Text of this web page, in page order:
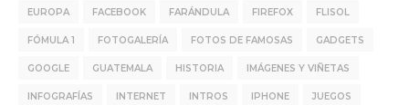
EUROPA FACEBOOK FARÁNDULA FIREFOX FLISOL
FÓMULA 1 FOTOGALERÍA FOTOS DE FAMOSAS GADGETS
GOOGLE GUATEMALA HISTORIA IMÁGENES Y VIÑETAS
INFOGRAFÍAS INTERNET INTROS IPHONE JUEGOS